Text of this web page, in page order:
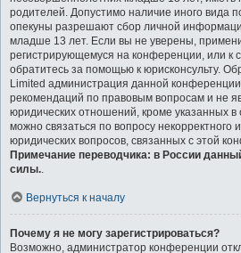
родителей. Допустимо наличие иного вида
опекуны разрешают сбор личной
младше 13 лет. Если вы не уверены,
регистрирующемуся на конференции, или к
обратитесь за помощью к юрисконсульту.
Limited администрация данной
рекомендаций по правовым вопросам и не
юридических отношений, кроме указанных в
можно связаться по вопросу некорректного
юридических вопросов, связанных с этой
Примечание переводчика: в России
силы..
Вернуться к началу
Почему я не могу зарегистрироваться?
Возможно, администратор конференции